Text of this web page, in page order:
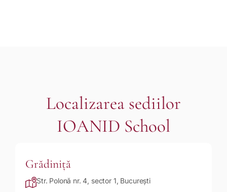
Localizarea sediilor
IOANID School
Grădiniță
Str. Polonă nr. 4, sector 1, București